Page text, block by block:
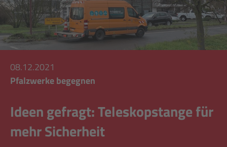
08.12.2021
Pfalzwerke begegnen
Ideen gefragt: Teleskopstange für
mehr Sicherheit